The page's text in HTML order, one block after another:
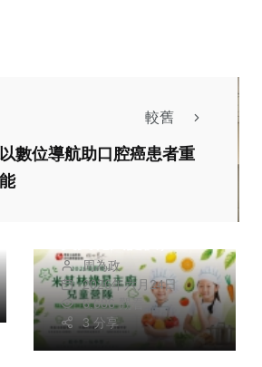
較舊
數位導航助口腔癌患者重
文教
周為政
2026年六月24日
6,686 觀看
3 分享
社會
高雄自助洗衣店連環